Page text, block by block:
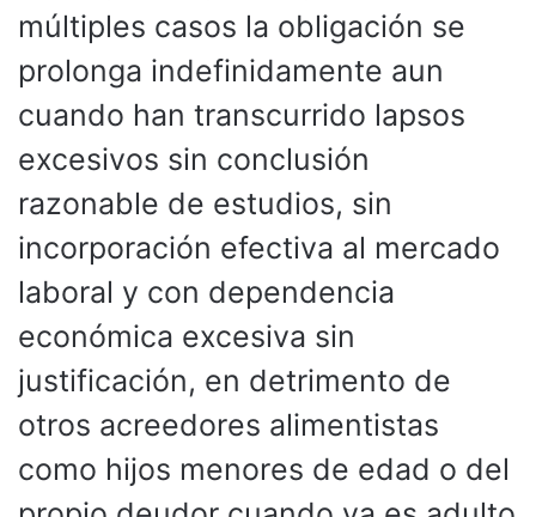
múltiples casos la obligación se
prolonga indefinidamente aun
cuando han transcurrido lapsos
excesivos sin conclusión
razonable de estudios, sin
incorporación efectiva al mercado
laboral y con dependencia
económica excesiva sin
justificación, en detrimento de
otros acreedores alimentistas
como hijos menores de edad o del